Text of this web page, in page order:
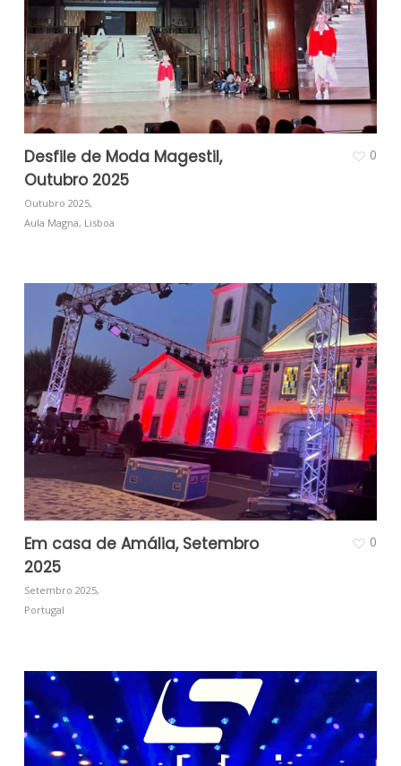
Desfile de Moda Magestil,
Outubro 2025
Outubro 2025,
Aula Magna, Lisboa
0
Em casa de Amália, Setembro
2025
Setembro 2025,
Portugal
0